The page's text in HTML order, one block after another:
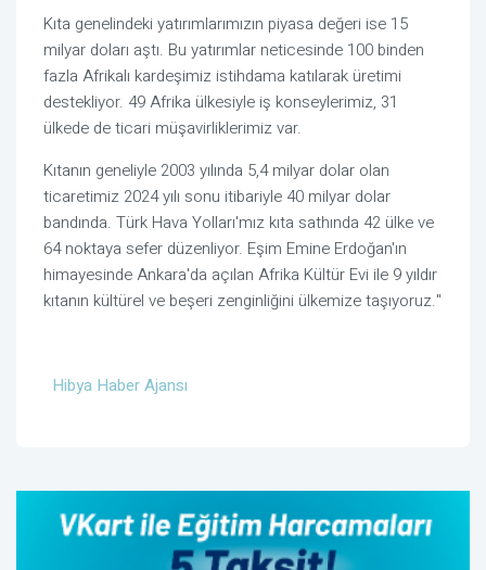
Kıta genelindeki yatırımlarımızın piyasa değeri ise 15
milyar doları aştı. Bu yatırımlar neticesinde 100 binden
fazla Afrikalı kardeşimiz istihdama katılarak üretimi
destekliyor. 49 Afrika ülkesiyle iş konseylerimiz, 31
ülkede de ticari müşavirliklerimiz var.
Kıtanın geneliyle 2003 yılında 5,4 milyar dolar olan
ticaretimiz 2024 yılı sonu itibariyle 40 milyar dolar
bandında. Türk Hava Yolları'mız kıta sathında 42 ülke ve
64 noktaya sefer düzenliyor. Eşim Emine Erdoğan'ın
himayesinde Ankara'da açılan Afrika Kültür Evi ile 9 yıldır
kıtanın kültürel ve beşeri zenginliğini ülkemize taşıyoruz."
Hibya Haber Ajansı